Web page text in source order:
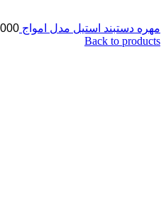
مهره دستبند استیل مدل امواج
Back to products